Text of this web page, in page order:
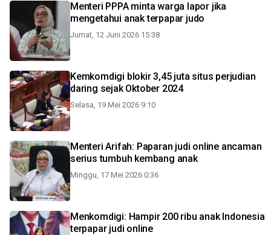
Menteri PPPA minta warga lapor jika
mengetahui anak terpapar judo
Jumat, 12 Juni 2026 15:38
Kemkomdigi blokir 3,45 juta situs perjudian
daring sejak Oktober 2024
Selasa, 19 Mei 2026 9:10
Menteri Arifah: Paparan judi online ancaman
serius tumbuh kembang anak
Minggu, 17 Mei 2026 0:36
Menkomdigi: Hampir 200 ribu anak Indonesia
terpapar judi online